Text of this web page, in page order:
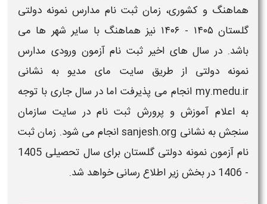
هماهنگ و کشوری، زمان ثبت نام مدارس نمونه دولتی
گلستان ​​۱۴۰۵ - ۱۴۰۶
نیز هماهنگ با سایر شهر ها می
باشد. در سال های اخیر ثبت نام آزمون ورودی مدارس
نمونه دولتی از طریق سایت مای مدیو به نشانی
my.medu.ir انجام می پذیرفت اما در سال جاری با توجه
به اعلام آموزش و پرورش ثبت نامدر سایت سازمان
سنجش به نشانی sanjesh.org انجام می شود.
زمانثبت
نام آزمون نمونه دولتی گلستانبرای سال تحصیلی 1405
- 1406
در بخش زیر اطلاع رسانی خواهد شد.